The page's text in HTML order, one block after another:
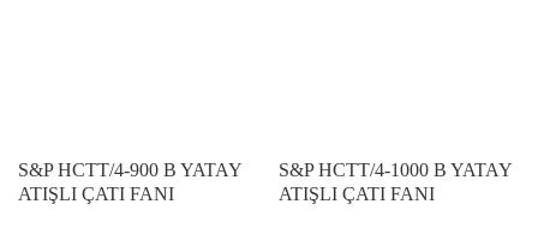
S&P HCTT/4-900 B YATAY
ATIŞLI ÇATI FANI
S&P HCTT/4-1000 B YATAY
ATIŞLI ÇATI FANI